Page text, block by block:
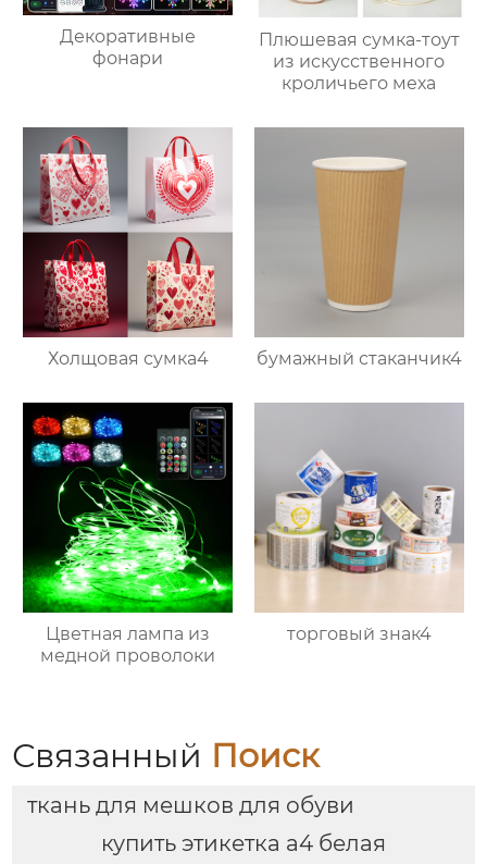
Декоративные
фонари
Плюшевая сумка-тоут
из искусственного
кроличьего меха
Холщовая сумка4 бумажный стаканчик4
Цветная лампа из
медной проволоки
торговый знак4
Связанный Поиск
ткань для мешков для обуви
купить этикетка а4 белая